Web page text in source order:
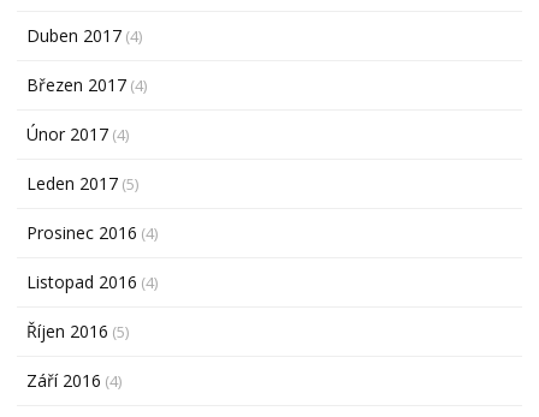
Duben 2017 (4)
Březen 2017 (4)
Únor 2017 (4)
Leden 2017 (5)
Prosinec 2016 (4)
Listopad 2016 (4)
Říjen 2016 (5)
Září 2016 (4)